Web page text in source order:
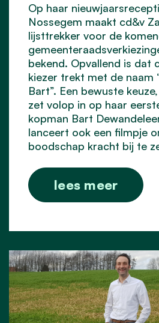
Op haar
Nossegem maakt cd&v
lijsttrekker voor de
bekend. Opvallend is dat
kiezer trekt met de naam
Bart”. Een bewuste
zet volop in op haar
kopman Bart
lanceert ook een filmpje
boodschap kracht bij te
lees meer